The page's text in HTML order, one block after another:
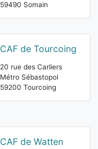
59490 Somain
CAF de Tourcoing
20 rue des Carliers
Métro Sébastopol
59200 Tourcoing
CAF de Watten